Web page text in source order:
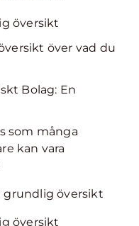
översikt
över vad du
Bolag: En
som många
kan vara
grundlig översikt
översikt